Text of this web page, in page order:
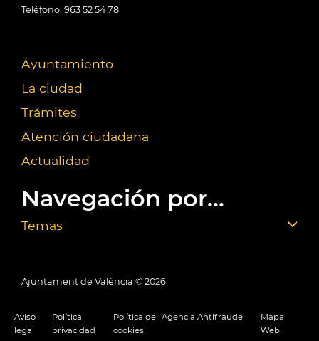
Teléfono: 963 52 54 78
Ayuntamiento
La ciudad
Trámites
Atención ciudadana
Actualidad
Navegación por...
Temas
Ajuntament de València © 2026
Aviso
legal
Política
privacidad
Política de
cookies
Agencia Antifraude
Mapa
Web